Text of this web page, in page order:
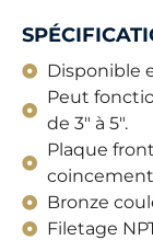
Disponible
Peut
de 3" à 5".
Plaque
Bronze
Filetage